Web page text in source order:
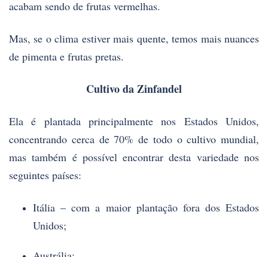
acabam sendo de frutas vermelhas.
Mas, se o clima estiver mais quente, temos mais nuances
de pimenta e frutas pretas.
Cultivo da Zinfandel
Ela é plantada principalmente nos Estados Unidos,
concentrando cerca de 70% de todo o cultivo mundial,
mas também é possível encontrar desta variedade nos
seguintes países:
Itália – com a maior plantação fora dos Estados
Unidos;